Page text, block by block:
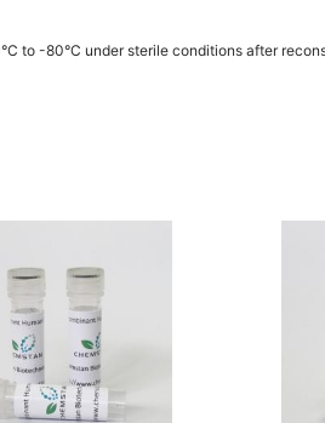
to -80°C under sterile conditions after